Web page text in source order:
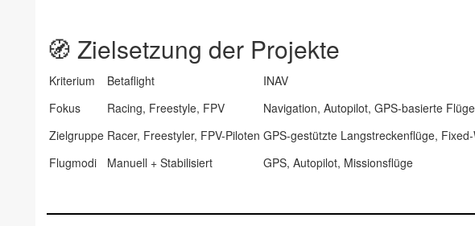
🧭 Zielsetzung der Projekte
Kriterium Betaflight
INAV
Fokus
Racing, Freestyle, FPV
Navigation, Autopilot, GPS-basierte Flüge
Zielgruppe Racer, Freestyler, FPV-Piloten GPS-gestützte Langstreckenflüge,
Flugmodi
Manuell + Stabilisiert GPS, Autopilot, Missionsflüge